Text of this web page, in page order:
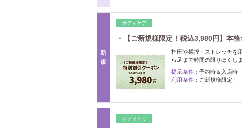
新
規
ボディケア
・【ご新規様限定！税込3,980円】本
指圧や揉捏・ストレッチを
ら足まで時間の限りほぐしま
提示条件： 予約時＆入店時
利用条件： ご新規様限定！
ボディトリ